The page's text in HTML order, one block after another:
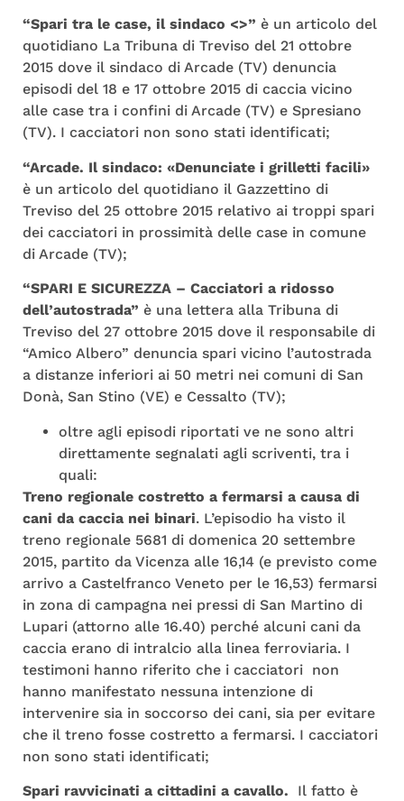
“Spari tra le case, il sindaco <>” è un articolo del
quotidiano La Tribuna di Treviso del 21 ottobre
2015 dove il sindaco di Arcade (TV) denuncia
episodi del 18 e 17 ottobre 2015 di caccia vicino
alle case tra i confini di Arcade (TV) e Spresiano
(TV). I cacciatori non sono stati identificati;
“Arcade. Il sindaco: «Denunciate i grilletti facili»
è un articolo del quotidiano il Gazzettino di
Treviso del 25 ottobre 2015 relativo ai troppi spari
dei cacciatori in prossimità delle case in comune
di Arcade (TV);
“SPARI E SICUREZZA – Cacciatori a ridosso
dell’autostrada” è una lettera alla Tribuna di
Treviso del 27 ottobre 2015 dove il responsabile di
“Amico Albero” denuncia spari vicino l’autostrada
a distanze inferiori ai 50 metri nei comuni di San
Donà, San Stino (VE) e Cessalto (TV);
oltre agli episodi riportati ve ne sono altri
direttamente segnalati agli scriventi, tra i
quali:
Treno regionale costretto a fermarsi a causa di
cani da caccia nei binari. L’episodio ha visto il
treno regionale 5681 di domenica 20 settembre
2015, partito da Vicenza alle 16,14 (e previsto come
arrivo a Castelfranco Veneto per le 16,53) fermarsi
in zona di campagna nei pressi di San Martino di
Lupari (attorno alle 16.40) perché alcuni cani da
caccia erano di intralcio alla linea ferroviaria. I
testimoni hanno riferito che i cacciatori non
hanno manifestato nessuna intenzione di
intervenire sia in soccorso dei cani, sia per evitare
che il treno fosse costretto a fermarsi. I cacciatori
non sono stati identificati;
Spari ravvicinati a cittadini a cavallo. Il fatto è